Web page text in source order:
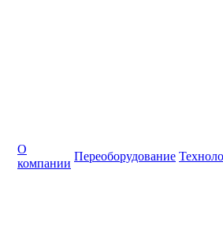
О
компании
Переоборудование